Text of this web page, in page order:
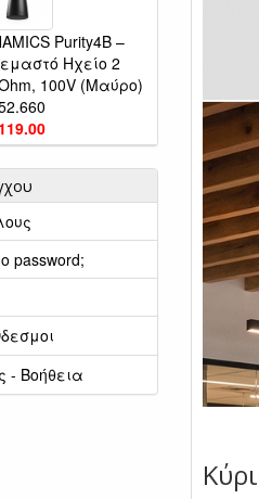
Purity4B –
Ηχείο 2
100V (Μαύρο)
password;
- Βοήθεια